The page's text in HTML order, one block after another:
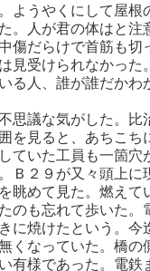
ようやくにして屋
。人が君の体はと
傷だらけで首筋も
見受けられなかっ
る人、誰が誰だか
思議な気がした。
を見ると、あちこ
ていた工員も一箇
Ｂ２９が又々頭上
眺めて見た。燃え
のも忘れて歩いた
に焼けたという。
くなっていた。橋
有様であった。電